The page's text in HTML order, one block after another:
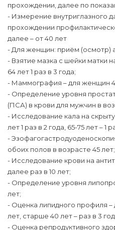
прохождении, далее по
- Измерение внутриглазного
прохождении
далее – от 40 лет
- Для женщин: приём (осмотр)
- Взятие мазка с шейки матки
64 лет 1 раз в 3 года;
- Маммография – для женщин
- Определение уровня
(ПСА) в крови для мужчин в
- Исследование кала на
лет 1 раз в 2 года, 65-75 лет – 1
-
обоих полов в возрасте 45 лет;
- Исследование крови на
далее раз в 10 лет;
- Определение уровня
лет;
- Оценка липидного профиля –
лет, старше 40 лет – раз в 3
- Оценка репродуктивного